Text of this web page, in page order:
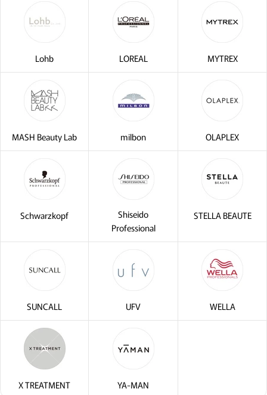
Lohb LOREAL MYTREX
MASH Beauty Lab milbon OLAPLEX
Schwarzkopf
Shiseido
Professional
STELLA BEAUTE
SUNCALL UFV WELLA
X TREATMENT YA-MAN